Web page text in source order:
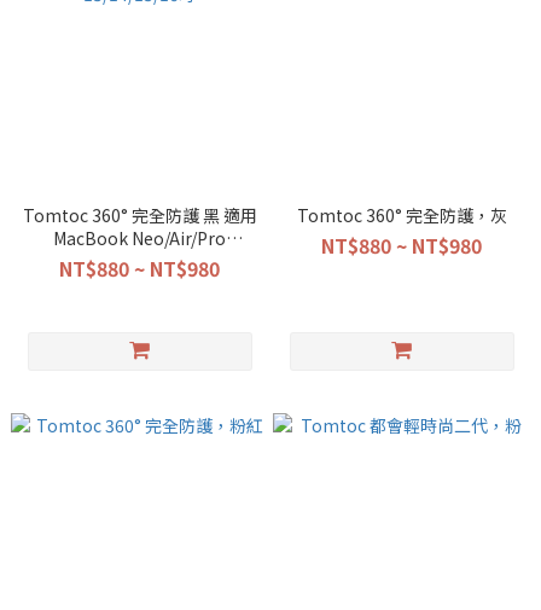
Tomtoc 360° 完全防護 黑 適用
MacBook Neo/Air/Pro
13/14/15/16吋
NT$880 ~ NT$980
Tomtoc 360° 完全防護，灰
NT$880 ~ NT$980